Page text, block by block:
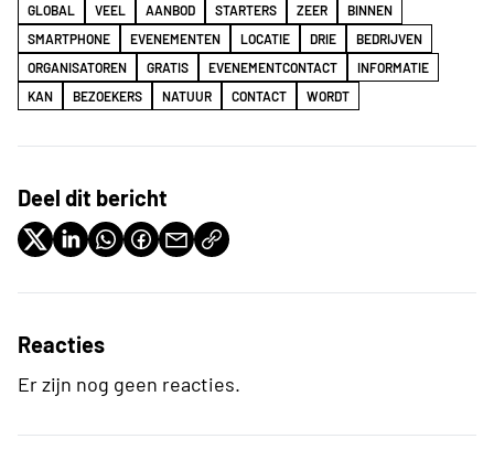
GLOBAL VEEL AANBOD STARTERS ZEER
BINNEN
SMARTPHONE
EVENEMENTEN LOCATIE DRIE
BEDRIJVEN
ORGANISATOREN
GRATIS EVENEMENTCONTACT
INFORMATIE
KAN
BEZOEKERS NATUUR CONTACT WORDT
Deel dit bericht
Reacties
Er zijn nog geen reacties.